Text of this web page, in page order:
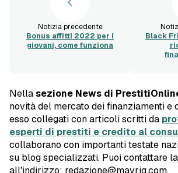
Notizia precedente
Bonus affitti 2022 per i
giovani, come funziona
Black
Nellasezione News di
novità del mercato dei finanziamenti e
esso collegati con articoli scritti da
esperti di prestiti e credito al
collaborano con importanti testate
su blog specializzati. Puoi contattare